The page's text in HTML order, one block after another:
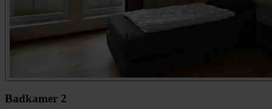
Badkamer 2